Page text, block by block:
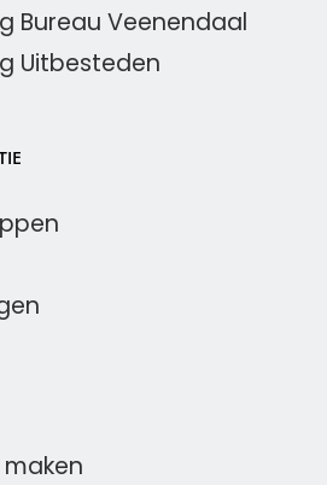
Bureau Veenendaal
Uitbesteden